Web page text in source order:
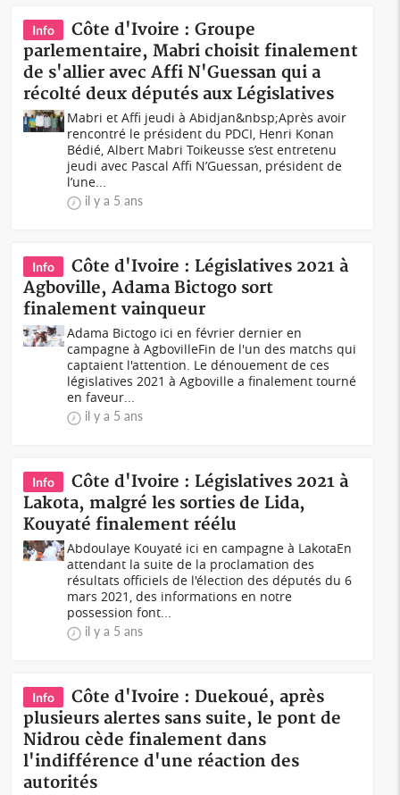
Info
Côte d'Ivoire : Groupe
parlementaire, Mabri choisit finalement
de s'allier avec Affi N'Guessan qui a
récolté deux députés aux Législatives
Mabri et Affi jeudi à Abidjan&nbsp;Après avoir
rencontré le président du PDCI, Henri Konan
Bédié, Albert Mabri Toikeusse s’est entretenu
jeudi avec Pascal Affi N’Guessan, président de
l’une...
il y a 5 ans
Info
Côte d'Ivoire : Législatives 2021 à
Agboville, Adama Bictogo sort
finalement vainqueur
Adama Bictogo ici en février dernier en
campagne à AgbovilleFin de l'un des matchs qui
captaient l'attention. Le dénouement de ces
législatives 2021 à Agboville a finalement tourné
en faveur...
il y a 5 ans
Info
Côte d'Ivoire : Législatives 2021 à
Lakota, malgré les sorties de Lida,
Kouyaté finalement réélu
Abdoulaye Kouyaté ici en campagne à LakotaEn
attendant la suite de la proclamation des
résultats officiels de l'élection des députés du 6
mars 2021, des informations en notre
possession font...
il y a 5 ans
Info
Côte d'Ivoire : Duekoué, après
plusieurs alertes sans suite, le pont de
Nidrou cède finalement dans
l'indifférence d'une réaction des
autorités